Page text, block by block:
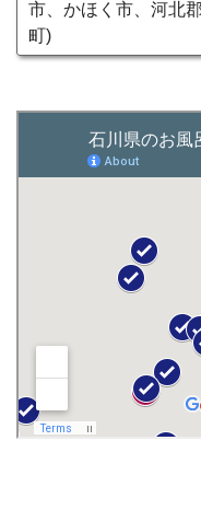
市、かほく市、河北
町)